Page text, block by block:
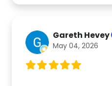
Gareth Hevey
May 04, 2026